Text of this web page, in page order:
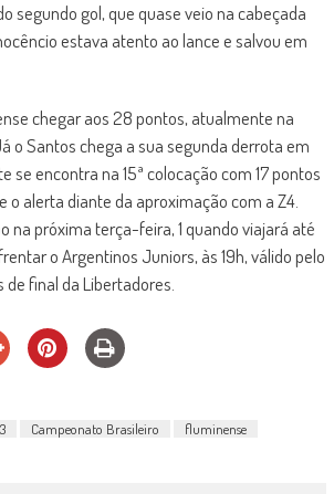
segundo gol, que quase veio na cabeçada
estava atento ao lance e salvou em
chegar aos 28 pontos, atualmente na
o Santos chega a sua segunda derrota em
se encontra na 15ª colocação com 17 pontos
o alerta diante da aproximação com a Z4.
na próxima terça-feira, 1 quando viajará até
o Argentinos Juniors, às 19h, válido pelo
final da Libertadores.
Campeonato Brasileiro
fluminense